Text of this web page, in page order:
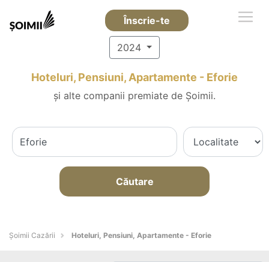
Înscrie-te
2024
Hoteluri, Pensiuni, Apartamente - Eforie
și alte companii premiate de Șoimii.
Căutare
Șoimii Cazării Hoteluri, Pensiuni, Apartamente - Eforie